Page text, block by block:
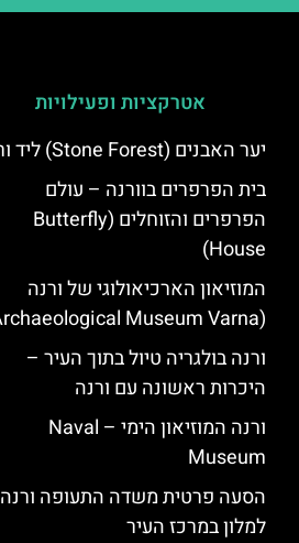
אטרקציות ופעילויות
יער האבנים (Stone Forest) ליד ורנה
בית הפרפרים בוורנה – עולם
הפרפרים והזוחלים (Butterfly
House)
המוזיאון הארכיאולוגי של ורנה
(Archaeological Museum Varna)
ורנה בולגריה טיול בתוך העיר –
היכרות ראשונה עם ורנה
ורנה המוזיאון הימי – Naval
Museum
הסעה פרטית משדה התעופה ורנה
למלון במרכז העיר